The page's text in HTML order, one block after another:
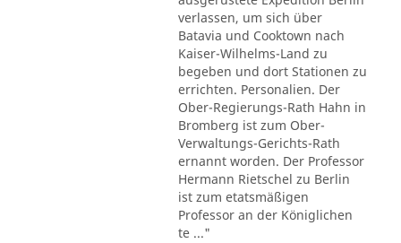
verlassen, um sich über
Batavia und Cooktown nach
Kaiser-Wilhelms-Land zu
begeben und dort Stationen zu
errichten. Personalien. Der
Ober-Regierungs-Rath Hahn in
Bromberg ist zum Ober-
Verwaltungs-Gerichts-Rath
ernannt worden. Der Professor
Hermann Rietschel zu Berlin
ist zum etatsmäßigen
Professor an der Königlichen
te ..."